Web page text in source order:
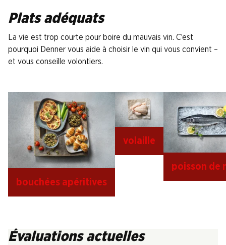
Plats adéquats
La vie est trop courte pour boire du mauvais vin. C’est
pourquoi Denner vous aide à choisir le vin qui vous convient –
et vous conseille volontiers.
bouchées apéritives
volaille
poisson de
Évaluations actuelles